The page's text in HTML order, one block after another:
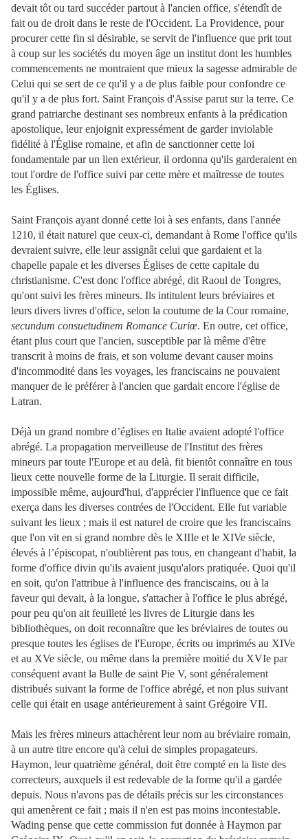
devait tôt ou tard succéder partout à l'ancien office, s'étendît de
fait ou de droit dans le reste de l'Occident. La Providence, pour
procurer cette fin si désirable, se servit de l'influence que prit tout
à coup sur les sociétés du moyen âge un institut dont les humbles
commencements ne montraient que mieux la sagesse admirable de
Celui qui se sert de ce qu'il y a de plus faible pour confondre ce
qu'il y a de plus fort. Saint François d'Assise parut sur la terre. Ce
grand patriarche destinant ses nombreux enfants à la prédication
apostolique, leur enjoignit expressément de garder inviolable
fidélité à l'Église romaine, et afin de sanctionner cette loi
fondamentale par un lien extérieur, il ordonna qu'ils garderaient en
tout l'ordre de l'office suivi par cette mère et maîtresse de toutes
les Églises.
Saint François ayant donné cette loi à ses enfants, dans l'année
1210, il était naturel que ceux-ci, demandant à Rome l'office qu'ils
devraient suivre, elle leur assignât celui que gardaient et la
chapelle papale et les diverses Églises de cette capitale du
christianisme. C'est donc l'office abrégé, dit Raoul de Tongres,
qu'ont suivi les frères mineurs. Ils intitulent leurs bréviaires et
leurs divers livres d'office, selon la coutume de la Cour romaine,
secundum consuetudinem Romance Curiœ. En outre, cet office,
étant plus court que l'ancien, susceptible par là même d'être
transcrit à moins de frais, et son volume devant causer moins
d'incommodité dans les voyages, les franciscains ne pouvaient
manquer de le préférer à l'ancien que gardait encore l'église de
Latran.
Déjà un grand nombre d’églises en Italie avaient adopté l'office
abrégé. La propagation merveilleuse de l'Institut des frères
mineurs par toute l'Europe et au delà, fit bientôt connaître en tous
lieux cette nouvelle forme de la Liturgie. Il serait difficile,
impossible même, aujourd'hui, d'apprécier l'influence que ce fait
exerça dans les diverses contrées de l'Occident. Elle fut variable
suivant les lieux ; mais il est naturel de croire que les franciscains
que l'on vit en si grand nombre dès le XIIIe et le XIVe siècle,
élevés à l’épiscopat, n'oublièrent pas tous, en changeant d'habit, la
forme d'office divin qu'ils avaient jusqu'alors pratiquée. Quoi qu'il
en soit, qu'on l'attribue à l'influence des franciscains, ou à la
faveur qui devait, à la longue, s'attacher à l'office le plus abrégé,
pour peu qu'on ait feuilleté les livres de Liturgie dans les
bibliothèques, on doit reconnaître que les bréviaires de toutes ou
presque toutes les églises de l'Europe, écrits ou imprimés au XIVe
et au XVe siècle, ou même dans la première moitié du XVIe par
conséquent avant la Bulle de saint Pie V, sont généralement
distribués suivant la forme de l'office abrégé, et non plus suivant
celle qui était en usage antérieurement à saint Grégoire VII.
Mais les frères mineurs attachèrent leur nom au bréviaire romain,
à un autre titre encore qu'à celui de simples propagateurs.
Haymon, leur quatrième général, doit être compté en la liste des
correcteurs, auxquels il est redevable de la forme qu'il a gardée
depuis. Nous n'avons pas de détails précis sur les circonstances
qui amenèrent ce fait ; mais il n'en est pas moins incontestable.
Wading pense que cette commission fut donnée à Haymon par